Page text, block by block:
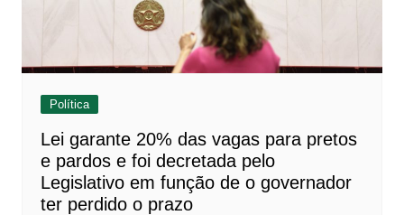
Política
Lei garante 20% das vagas para pretos
e pardos e foi decretada pelo
Legislativo em função de o governador
ter perdido o prazo